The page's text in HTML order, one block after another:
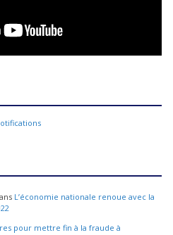
L’économie nationale renoue avec la
pour mettre fin à la fraude à